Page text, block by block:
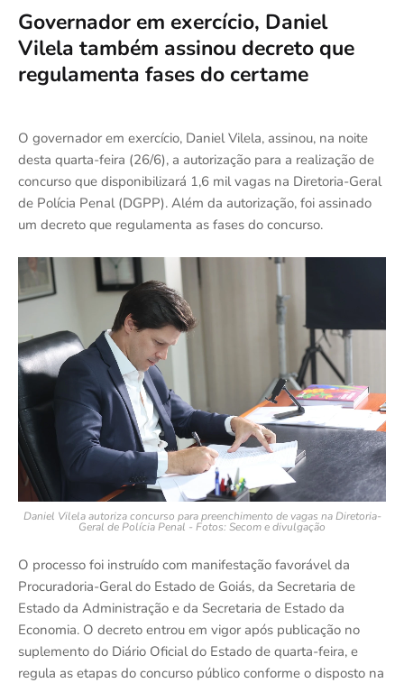
Governador em exercício, Daniel
Vilela também assinou decreto que
regulamenta fases do certame
O governador em exercício, Daniel Vilela, assinou, na noite
desta quarta-feira (26/6), a autorização para a realização de
concurso que disponibilizará 1,6 mil vagas na Diretoria-Geral
de Polícia Penal (DGPP). Além da autorização, foi assinado
um decreto que regulamenta as fases do concurso.
Daniel Vilela autoriza concurso para preenchimento de vagas na Diretoria-
Geral de Polícia Penal - Fotos: Secom e divulgação
O processo foi instruído com manifestação favorável da
Procuradoria-Geral do Estado de Goiás, da Secretaria de
Estado da Administração e da Secretaria de Estado da
Economia. O decreto entrou em vigor após publicação no
suplemento do Diário Oficial do Estado de quarta-feira, e
regula as etapas do concurso público conforme o disposto na